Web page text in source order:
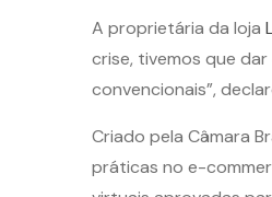
A proprietária da loja
crise, tivemos que
convencionais”,
Criado pela Câmara
práticas no e-